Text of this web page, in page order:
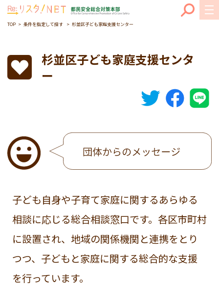
TOP 条件を指定して探す 杉並区子ども家庭支援センター
杉並区子ども家庭支援センタ
ー
子ども自身や子育て家庭に関するあらゆる
相談に応じる総合相談窓口です。各区市町村
に設置され、地域の関係機関と連携をとり
つつ、子どもと家庭に関する総合的な支援
を行っています。